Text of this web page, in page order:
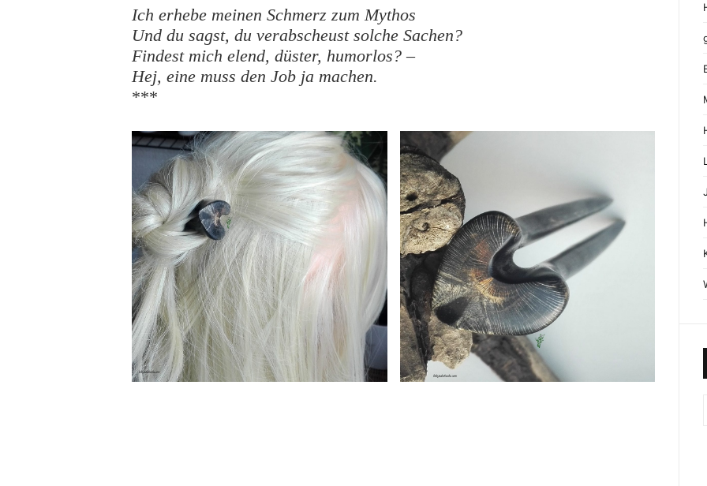
Ich erhebe meinen Schmerz zum Mythos
Und du sagst, du verabscheust solche Sachen?
Findest mich elend, düster, humorlos? –
Hej, eine muss den Job ja machen.
***